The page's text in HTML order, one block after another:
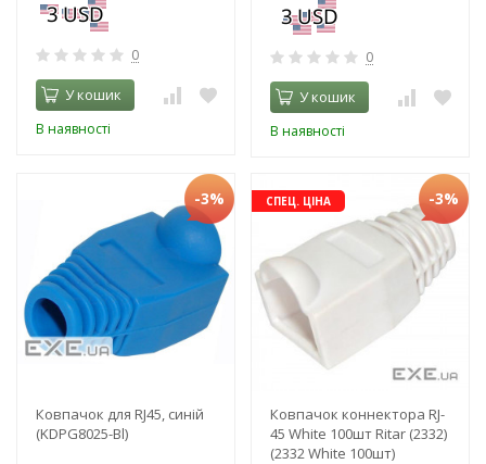
0
У кошик
В наявності
0
У кошик
В наявності
-3%
Ковпачок для RJ45, синій
(KDPG8025-Bl)
СПЕЦ. ЦІНА -3%
Ковпачок коннектора RJ-
45 White 100шт Ritar (2332)
(2332 White 100шт)